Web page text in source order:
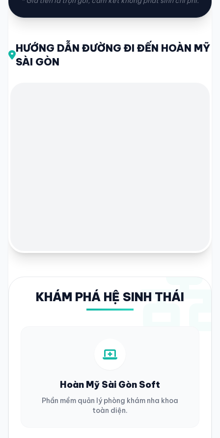
HƯỚNG DẪN ĐƯỜNG ĐI ĐẾN HOÀN MỸ
SÀI GÒN
KHÁM PHÁ HỆ SINH THÁI
Hoàn Mỹ Sài Gòn Soft
Phần mềm quản lý phòng khám nha khoa
toàn diện.